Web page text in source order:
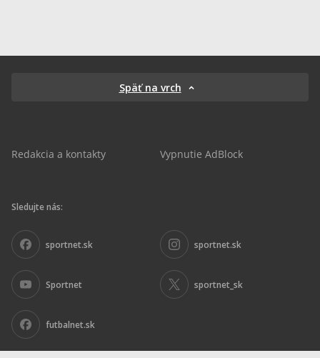
Späť na vrch
Redakcia a kontakty Vypnutie AdBlock
Sledujte nás:
sportnet.sk sportnet.sk
Sportnet sportnet_sk
futbalnet.sk